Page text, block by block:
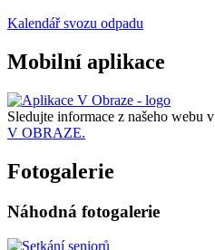
Kalendář svozu odpadu
Mobilní aplikace
Sledujte informace z našeho webu v
V OBRAZE.
Fotogalerie
Náhodná fotogalerie